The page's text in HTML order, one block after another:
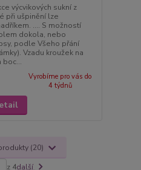
výcvikových sukní z
při ušpinění lze
.... S možností
dokola, nebo
podle Všeho přání
Vzadu kroužek na
boc...
Vyrobíme pro vás do
4 týdnů
(20)
z 4další